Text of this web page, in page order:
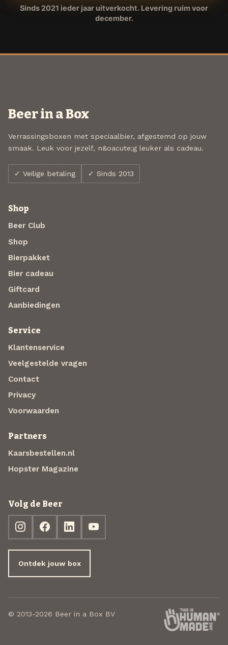
Sinds 2021 ieder jaar uitverkocht. Levering ruim voor
december.
Beer in a Box
Verrassingsboxen met speciaalbier, afgestemd op jouw
smaak. Leuk voor jezelf, n&oacute;g leuker als cadeau.
✓ Veilige betaling ✓ Sinds 2013
Shop
Beer Club
Shop
Bierpakket
Bier cadeau
Giftcard
Aanbiedingen
Service
Klantenservice
Veelgestelde vragen
Contact
Privacy
Voorwaarden
Partners
Kaarsbestellen.nl
Hopster Magazine
Volg de Beer
Ontdek jouw box
© 2013-2026 Beer in a Box BV